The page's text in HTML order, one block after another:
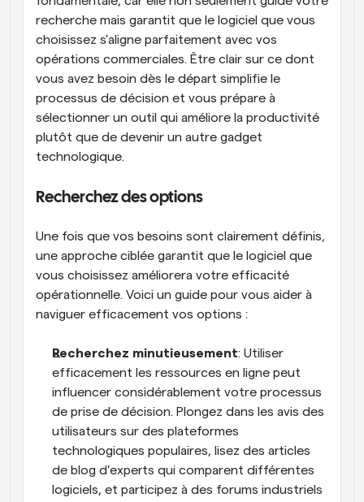
recherche mais garantit que le logiciel que vous
choisissez s'aligne parfaitement avec vos
opérations commerciales. Être clair sur ce dont
vous avez besoin dès le départ simplifie le
processus de décision et vous prépare à
sélectionner un outil qui améliore la productivité
plutôt que de devenir un autre gadget
technologique.
Recherchez des options
Une fois que vos besoins sont clairement définis,
une approche ciblée garantit que le logiciel que
vous choisissez améliorera votre efficacité
opérationnelle. Voici un guide pour vous aider à
naviguer efficacement vos options :
Recherchez minutieusement: Utiliser
efficacement les ressources en ligne peut
influencer considérablement votre processus
de prise de décision. Plongez dans les avis des
utilisateurs sur des plateformes
technologiques populaires, lisez des articles
de blog d'experts qui comparent différentes
logiciels, et participez à des forums industriels